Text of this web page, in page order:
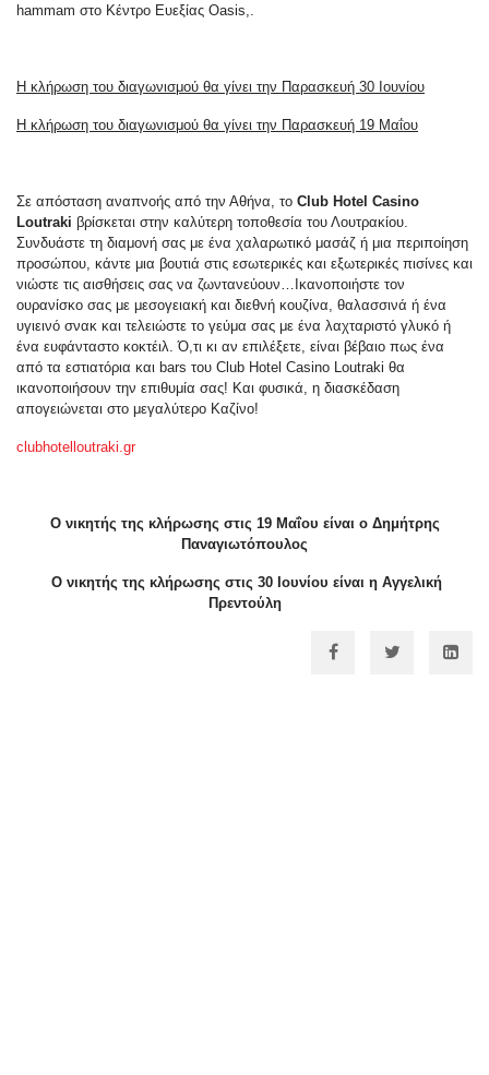
hammam στο Κέντρο Ευεξίας Oasis,.
Η κλήρωση του διαγωνισμού θα γίνει την Παρασκευή 30 Ιουνίου
Η κλήρωση του διαγωνισμού θα γίνει την Παρασκευή 19 Μαΐου
Σε απόσταση αναπνοής από την Αθήνα, το Club Hotel Casino
Loutraki βρίσκεται στην καλύτερη τοποθεσία του Λουτρακίου.
Συνδυάστε τη διαμονή σας με ένα χαλαρωτικό μασάζ ή μια περιποίηση
προσώπου, κάντε μια βουτιά στις εσωτερικές και εξωτερικές πισίνες και
νιώστε τις αισθήσεις σας να ζωντανεύουν…Ικανοποιήστε τον
ουρανίσκο σας με μεσογειακή και διεθνή κουζίνα, θαλασσινά ή ένα
υγιεινό σνακ και τελειώστε το γεύμα σας με ένα λαχταριστό γλυκό ή
ένα ευφάνταστο κοκτέιλ. Ό,τι κι αν επιλέξετε, είναι βέβαιο πως ένα
από τα εστιατόρια και bars του Club Hotel Casino Loutraki θα
ικανοποιήσουν την επιθυμία σας! Και φυσικά, η διασκέδαση
απογειώνεται στο μεγαλύτερο Καζίνο!
clubhotelloutraki.gr
Ο νικητής της κλήρωσης στις 19 Μαΐου είναι ο Δημήτρης
Παναγιωτόπουλος
Ο νικητής της κλήρωσης στις 30 Ιουνίου είναι η Αγγελική
Πρεντούλη